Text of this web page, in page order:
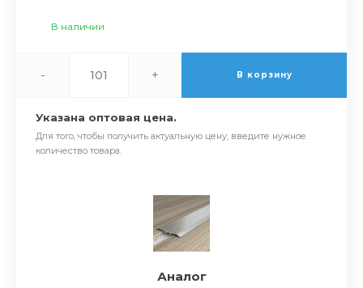
В наличии
- + В корзину
Указана оптовая цена.
Для того, чтобы получить актуальную цену, введите нужное
количество товара.
Аналог